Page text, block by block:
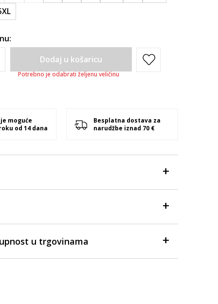
Dodaj u košaricu
Potrebno je odabrati željenu veličinu
moguće
od 14 dana
Besplatna dostava za
narudžbe iznad 70 €
u trgovinama